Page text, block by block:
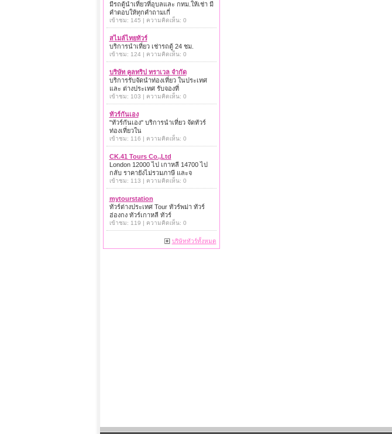
มีรถตู้นำเที่ยวที่อุบลและ กทม.ให้เช่า มี
คำตอบให้ทุกคำถามเกี่
เข้าชม: 145 | ความคิดเห็น: 0
สไมล์ไทยทัวร์
บริการนำเที่ยว เช่ารถตู้ 24 ชม.
เข้าชม: 124 | ความคิดเห็น: 0
บริษัท คูลทริป ทราเวล จำกัด
บริการรับจัดนำท่องเที่ยว ในประเทศ
และ ต่างประเทศ รับจองที่
เข้าชม: 103 | ความคิดเห็น: 0
ทัวร์กันเอง
"ทัวร์กันเอง" บริการนำเที่ยว จัดทัวร์
ท่องเที่ยวใน
เข้าชม: 116 | ความคิดเห็น: 0
CK.41 Tours Co.,Ltd
London 12000 ไป เกาหลี 14700 ไป
กลับ ราคายังไม่รวมภาษี และจ
เข้าชม: 113 | ความคิดเห็น: 0
mytourstation
ทัวร์ต่างประเทศ Tour ทัวร์พม่า ทัวร์
ฮ่องกง ทัวร์เกาหลี ทัวร์
เข้าชม: 119 | ความคิดเห็น: 0
บริษัททัวร์ทั้งหมด